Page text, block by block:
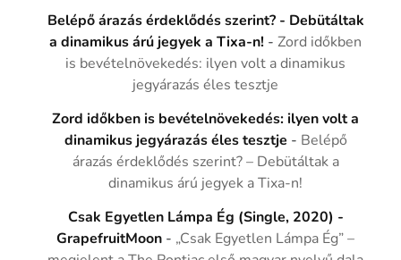
Belépő árazás érdeklődés szerint? - Debütáltak
a dinamikus árú jegyek a Tixa-n! -Zord időkben
is bevételnövekedés: ilyen volt a dinamikus
jegyárazás éles tesztje
Zord időkben is bevételnövekedés: ilyen volt a
dinamikus jegyárazás éles tesztje - Belépő
árazás érdeklődés szerint? – Debütáltak a
dinamikus árú jegyek a Tixa-n!
Csak Egyetlen Lámpa Ég (Single, 2020) -
GrapefruitMoon - „Csak Egyetlen Lámpa Ég” –